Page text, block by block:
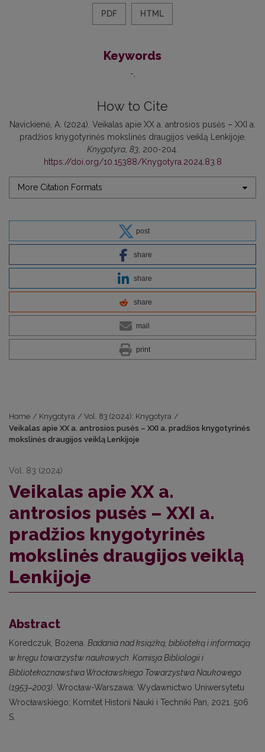
PDF HTML
Keywords
-
How to Cite
Navickienė, A. (2024). Veikalas apie XX a. antrosios pusės – XXI a.
pradžios knygotyrinės mokslinės draugijos veiklą Lenkijoje.
Knygotyra 83 , 200-204.
https://doi.org/10.15388/Knygotyra.2024.83.8
More Citation Formats
post
share
share
share
mail
print
Home / Knygotyra / Vol. 83 (2024): Knygotyra /
Veikalas apie XX a. antrosios pusės – XXI a. pradžios knygotyrinės
mokslinės draugijos veiklą Lenkijoje
Vol. 83 (2024)
Veikalas apie XX a.
antrosios pusės – XXI a.
pradžios knygotyrinės
mokslinės draugijos veiklą
Lenkijoje
Abstract
Koredczuk, Bożena. Badania nad książką, biblioteką i informacją
w kręgu towarzystw naukowych. Komisja Bibliologii i
Bibliotekoznawstwa Wrocławskiego Towarzystwa Naukowego
(1953‒2003) . Wrocław-Warszawa: Wydawnictwo Uniwersytetu
Wrocławskiego; Komitet Historii Nauki i Techniki Pan, 2021. 506
S.